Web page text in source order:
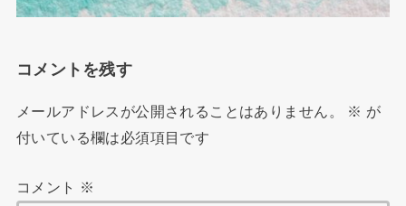
コメントを残す
メールアドレスが公開されることはありません。 ※ が
付いている欄は必須項目です
コメント ※